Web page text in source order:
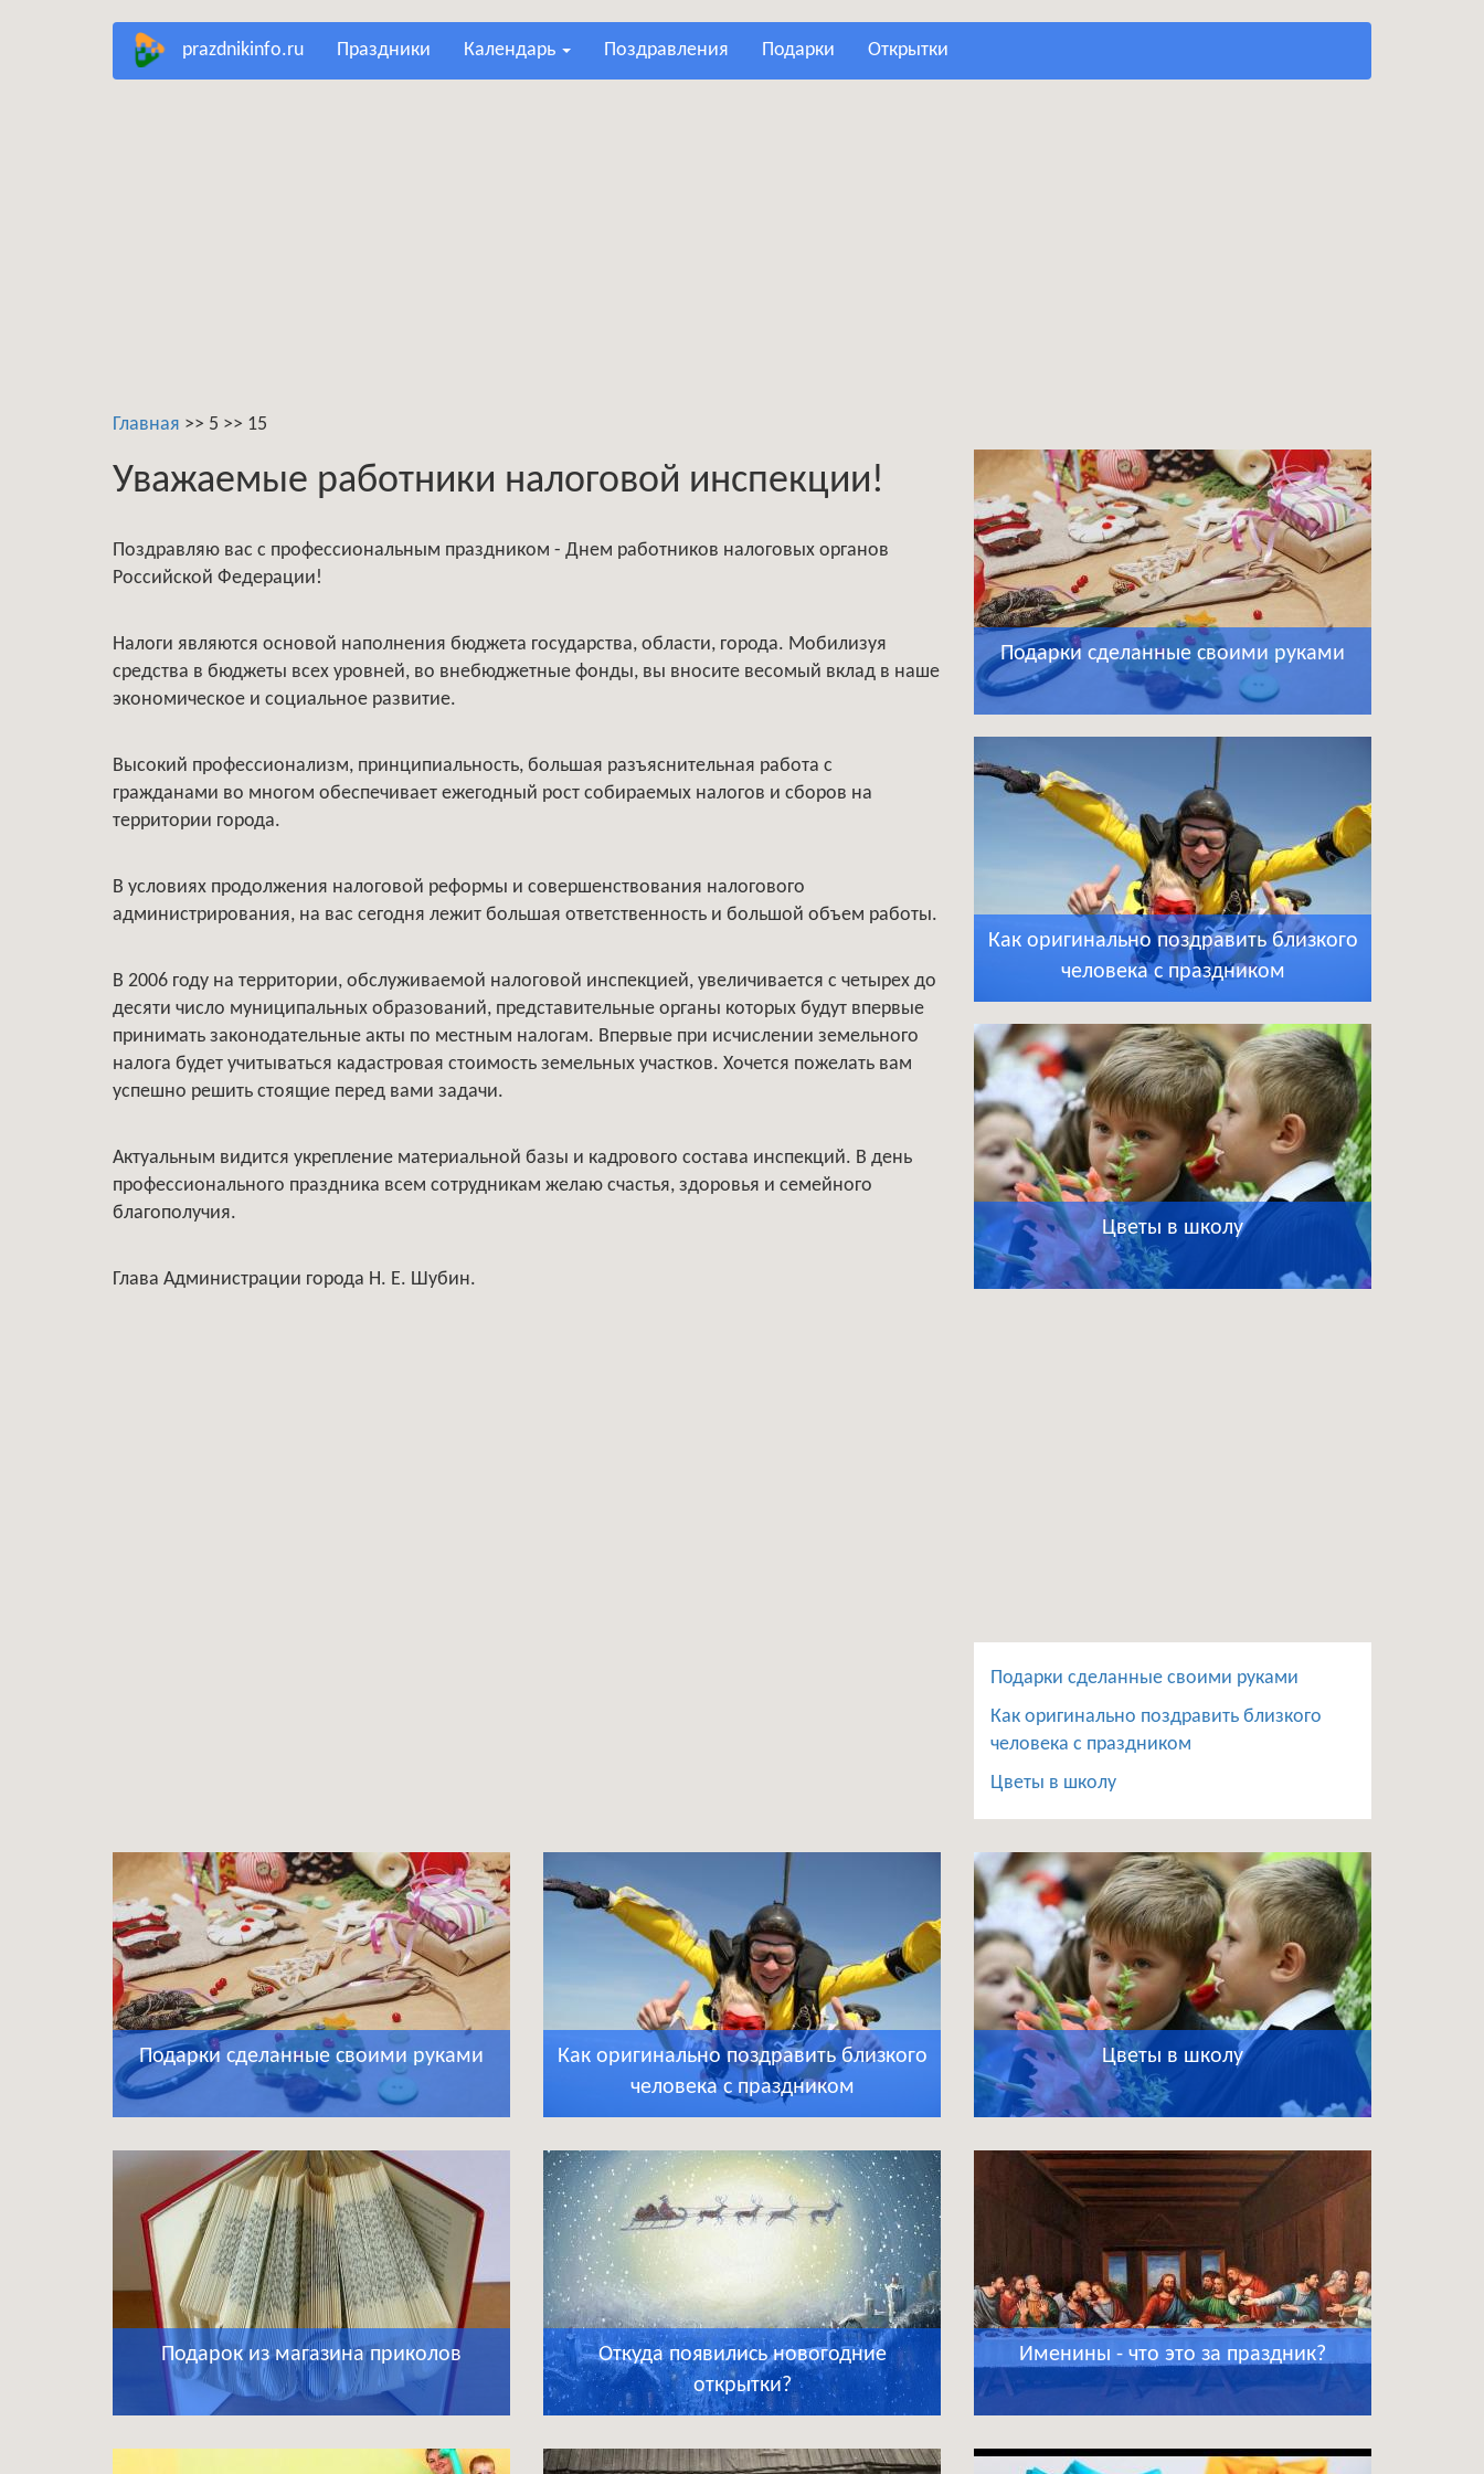
prazdnikinfo.ru праздники календарь поздравления подарки открытки
Главная >> 5 >> 15
Уважаемые работники налоговой инспекции!
Поздравляю вас с профессиональным праздником - Днем работников налоговых органов
Российской Федерации!
Налоги являются основой наполнения бюджета государства, области, города. Мобилизуя
средства в бюджеты всех уровней, во внебюджетные фонды, вы вносите весомый вклад в наше
экономическое и социальное развитие.
Высокий профессионализм, принципиальность, большая разъяснительная работа с
гражданами во многом обеспечивает ежегодный рост собираемых налогов и сборов на
территории города.
В условиях продолжения налоговой реформы и совершенствования налогового
администрирования, на вас сегодня лежит большая ответственность и большой объем работы.
В 2006 году на территории, обслуживаемой налоговой инспекцией, увеличивается с четырех до
десяти число муниципальных образований, представительные органы которых будут впервые
принимать законодательные акты по местным налогам. Впервые при исчислении земельного
налога будет учитываться кадастровая стоимость земельных участков. Хочется пожелать вам
успешно решить стоящие перед вами задачи.
Актуальным видится укрепление материальной базы и кадрового состава инспекций. В день
профессионального праздника всем сотрудникам желаю счастья, здоровья и семейного
благополучия.
Глава Администрации города Н. Е. Шубин.
Подарки сделанные своими руками
Как оригинально поздравить близкого
человека с праздником
Цветы в школу
Подарки сделанные своими руками
Как оригинально поздравить близкого
человека с праздником
Цветы в школу
Подарки сделанные своими руками
Как оригинально поздравить близкого
человека с праздником
Цветы в школу
Подарок из магазина приколов
Откуда появились новогодние
открытки?
Именины - что это за праздник?